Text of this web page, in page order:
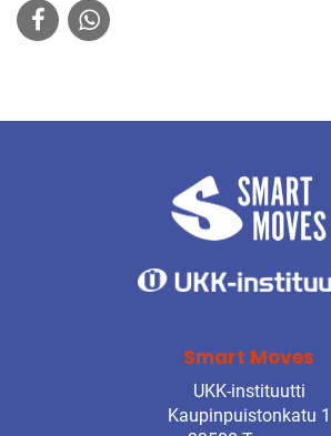
Smart Moves
UKK-instituutti
Kaupinpuistonkatu 1